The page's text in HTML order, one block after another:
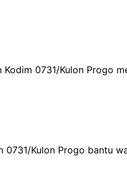
0731/Kulon Progo
0731/Kulon Progo bantu